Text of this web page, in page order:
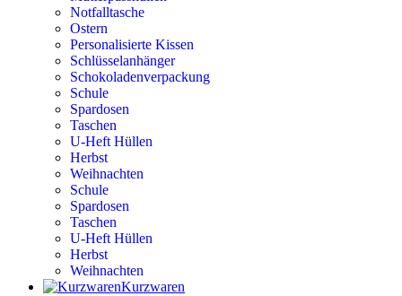
Notfalltasche
Ostern
Personalisierte Kissen
Schlüsselanhänger
Schokoladenverpackung
Schule
Spardosen
Taschen
U-Heft Hüllen
Herbst
Weihnachten
Schule
Spardosen
Taschen
U-Heft Hüllen
Herbst
Weihnachten
Kurzwaren